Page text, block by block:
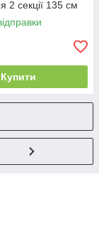
2 секції 135 см
Купити